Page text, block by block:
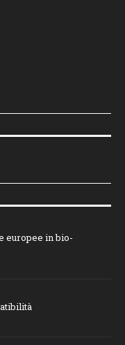
europee in bio-